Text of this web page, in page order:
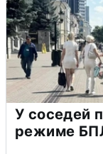
У соседей
режиме